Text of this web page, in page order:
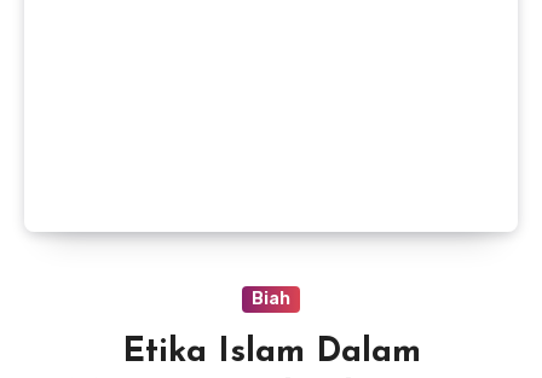
Biah
Etika Islam Dalam